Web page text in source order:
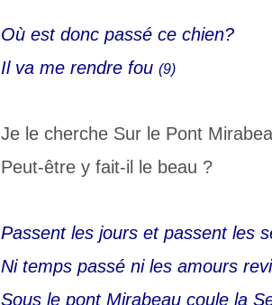
Où est donc passé ce chien?
Il va me rendre fou (9)
Je le cherche Sur le Pont
Peut-être y fait-il le beau ?
Passent les jours et passent les
Ni temps passé ni les amours
Sous le pont Mirabeau coule la